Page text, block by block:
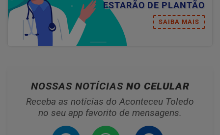
ESTARÃO DE PLANTÃO
SAIBA MAIS
NOSSAS NOTÍCIAS NO CELULAR
Receba as notícias do Aconteceu Toledo
no seu app favorito de mensagens.